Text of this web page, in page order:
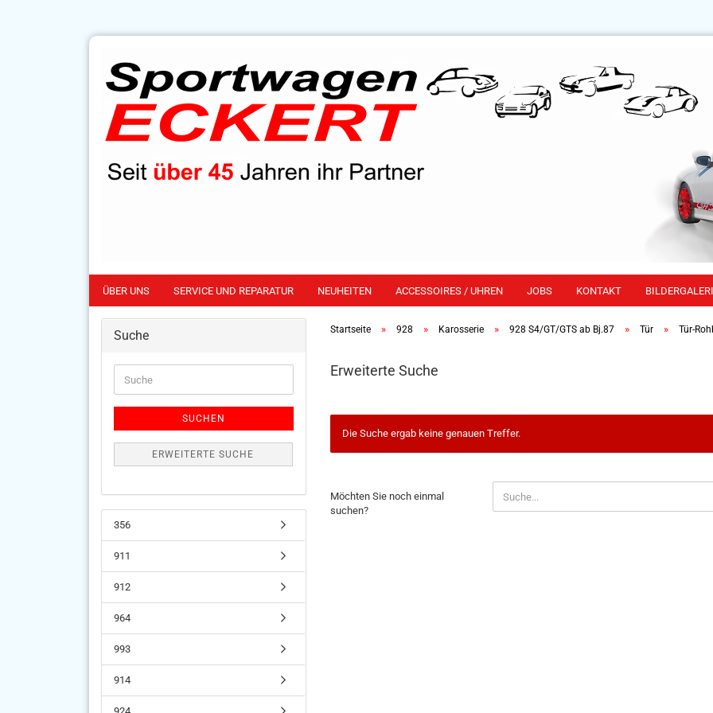
ÜBER UNS SERVICE UND REPARATUR NEUHEITEN ACCESSOIRES / UHREN JOBS KONTAKT
Startseite » 928 » Karosserie » 928 S4/GT/GTS ab Bj.87 » Tür » Tür-
Erweiterte Suche
Die Suche ergab keine genauen Treffer.
SIE
NOCH
Möchten Sie noch einmal
suchen?
Suche
SUCHEN
ERWEITERTE SUCHE
356
911
912
964
993
914